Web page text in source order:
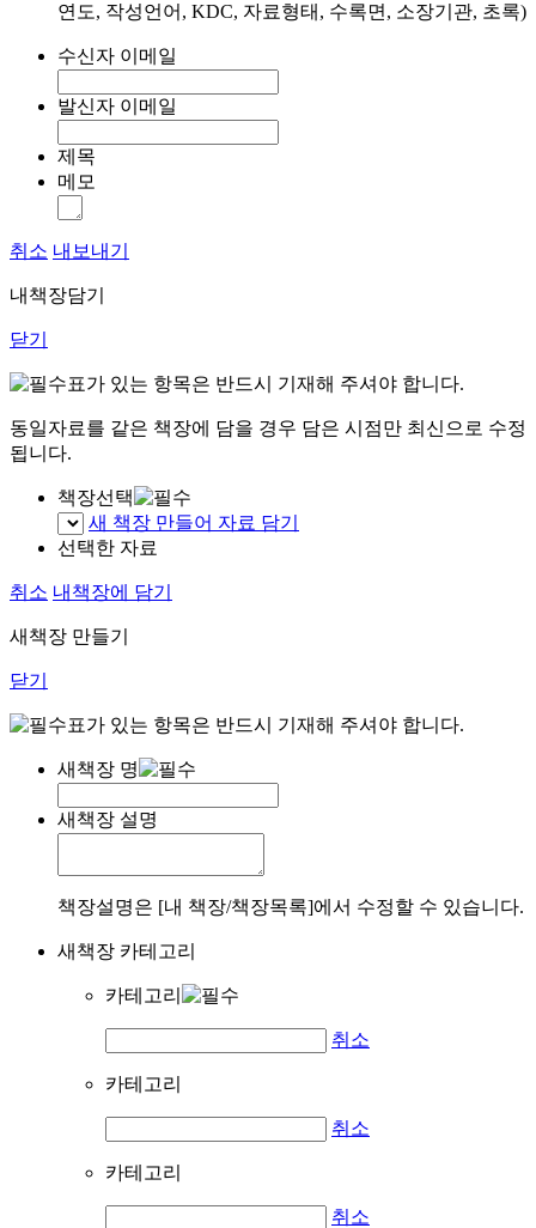
연도, 작성언어, KDC, 자료형태, 수록면, 소장기관, 초록)
수신자 이메일
발신자 이메일
제목
메모
취소 내보내기
내책장담기
닫기
표가 있는 항목은 반드시 기재해 주셔야 합니다.
동일자료를 같은 책장에 담을 경우 담은 시점만 최신으로 수정
됩니다.
책장선택
새 책장 만들어 자료 담기
선택한 자료
취소 내책장에 담기
새책장 만들기
닫기
표가 있는 항목은 반드시 기재해 주셔야 합니다.
새책장 명
새책장 설명
책장설명은 [내 책장/책장목록]에서 수정할 수 있습니다.
새책장 카테고리
카테고리
취소
카테고리
취소
카테고리
취소